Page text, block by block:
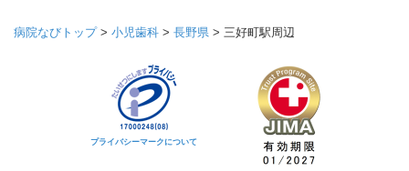
病院なびトップ> 小児歯科 > 長野県 > 三好町駅周辺
プライバシーマークについて